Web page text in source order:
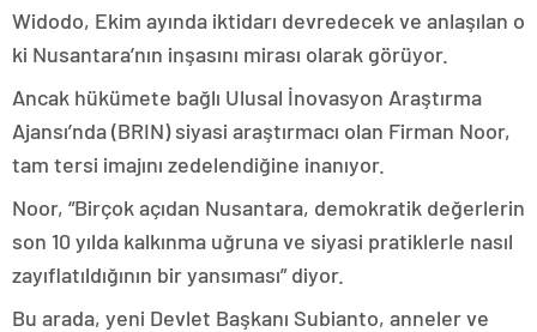
Widodo, Ekim ayında iktidarı devredecek ve anlaşılan o
ki Nusantara’nın inşasını mirası olarak görüyor.
Ancak hükümete bağlı Ulusal İnovasyon Araştırma
Ajansı’nda (BRIN) siyasi araştırmacı olan Firman Noor,
tam tersi imajını zedelendiğine inanıyor.
Noor, “Birçok açıdan Nusantara, demokratik değerlerin
son 10 yılda kalkınma uğruna ve siyasi pratiklerle nasıl
zayıflatıldığının bir yansıması” diyor.
Bu arada, yeni Devlet Başkanı Subianto, anneler ve